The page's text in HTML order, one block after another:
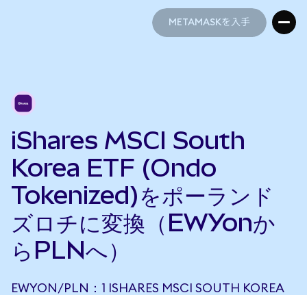
METAMASKを入手
iShares MSCI South
Korea ETF (Ondo
Tokenized)をポーランド
ズロチに変換（EWYonか
らPLNへ）
EWYON/PLN：1 ISHARES MSCI SOUTH KOREA